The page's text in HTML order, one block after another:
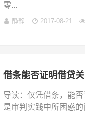
零...
静静 2017-08-21
借条能否证明借贷
导读：仅凭借条，能
是审判实践中所困惑